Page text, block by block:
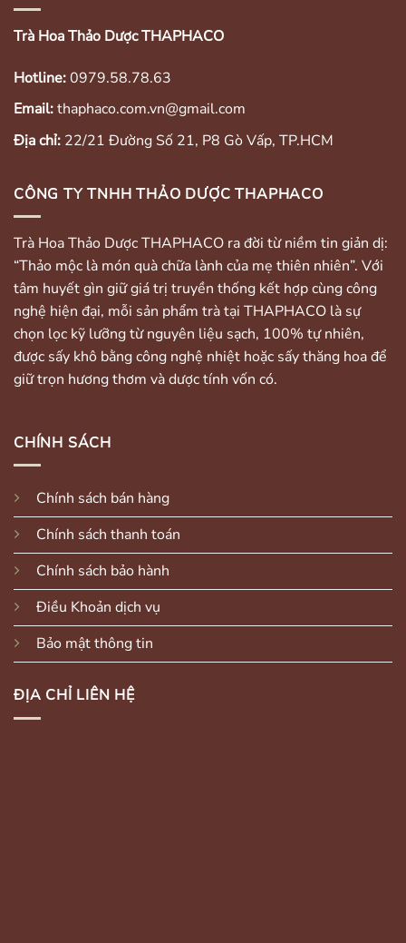
Trà Hoa Thảo Dược THAPHACO
Hotline:0979.58.78.63
Email:thaphaco.com.vn@gmail.com
Địa chỉ: 22/21 Đường Số 21, P8 Gò Vấp, TP.HCM
CÔNG TY TNHH THẢO DƯỢC THAPHACO
Trà Hoa Thảo Dược THAPHACO ra đời từ niềm tin giản dị:
“Thảo mộc là món quà chữa lành của mẹ thiên nhiên”. Với
tâm huyết gìn giữ giá trị truyền thống kết hợp cùng công
nghệ hiện đại, mỗi sản phẩm trà tại THAPHACO là sự
chọn lọc kỹ lưỡng từ nguyên liệu sạch, 100% tự nhiên,
được sấy khô bằng công nghệ nhiệt hoặc sấy thăng hoa để
giữ trọn hương thơm và dược tính vốn có.
CHÍNH SÁCH
Chính sách bán hàng
Chính sách thanh toán
Chính sách bảo hành
Điều Khoản dịch vụ
Bảo mật thông tin
ĐỊA CHỈ LIÊN HỆ